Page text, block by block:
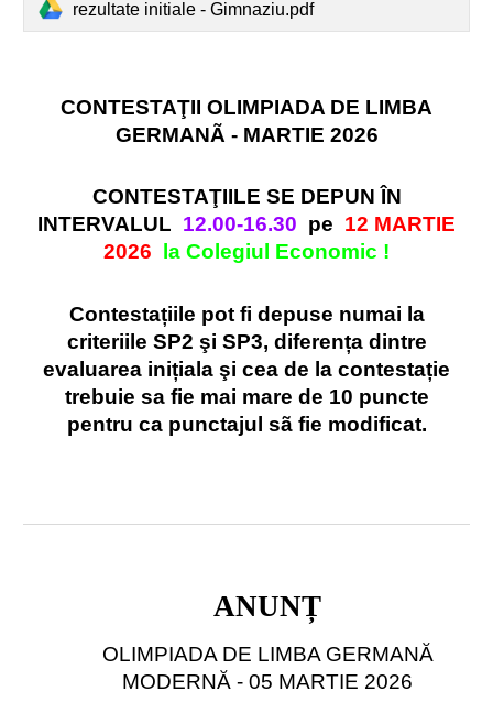
rezultate initiale - Gimnaziu.pdf
CONTESTAŢII OLIMPIADA DE LIMBA
GERMANÃ - MARTIE 2026
CONTESTAŢIILE SE DEPUN ÎN
INTERVALUL 12.00-16.30 pe 12 MARTIE
2026
la Colegiul Economic !
Contestațiile pot fi depuse numai la
criteriile SP2 şi SP3, diferența dintre
evaluarea inițiala şi cea de la contestație
trebuie sa fie mai mare de 10 puncte
pentru ca punctajul sã fie modificat.
ANUNȚ
OLIMPIADA DE LIMBA GERMANĂ
MODERNĂ - 05 MARTIE 2026